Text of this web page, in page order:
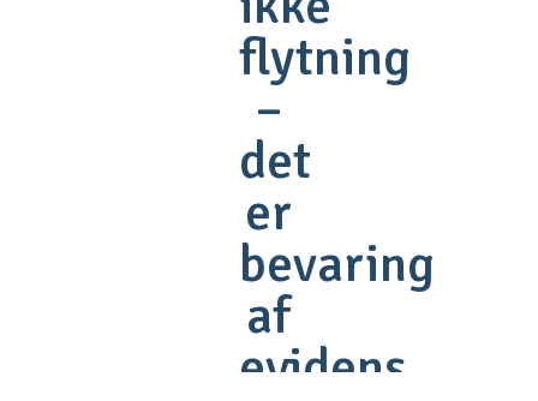
flytning
–
det
er
bevaring
af
evidens